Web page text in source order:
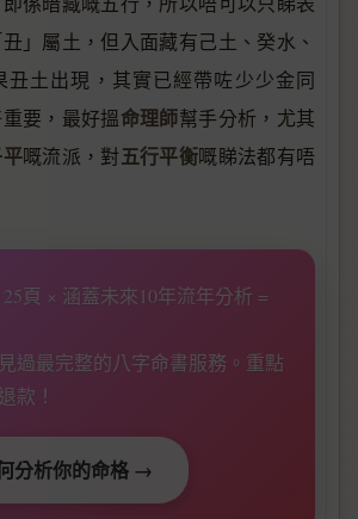
」屬土，但入面藏有己土、癸水、
丑土出現，其實已經帶咗少少金同
要，最好搵命理師幫手分析，尤其
嘅流派，對五行平衡嘅睇法都有唔
25頁 × 涵蓋未來10年流年分析 =
過最完整的八字命書服務。重點
款！
分析你的命格 →